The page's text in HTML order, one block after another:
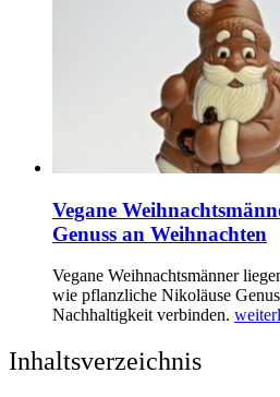
Vegane
Genuss an Weihnachten
Vegane Weihnachtsmänner
wie pflanzliche Nikoläuse
Nachhaltigkeit verbinden.
Inhaltsverzeichnis